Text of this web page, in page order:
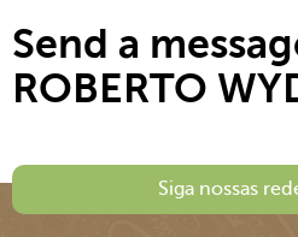
Send a
ROBERTO
Siga nossas